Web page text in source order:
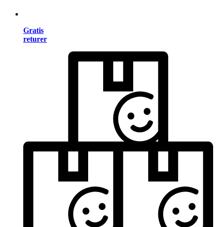
Gratis
returer